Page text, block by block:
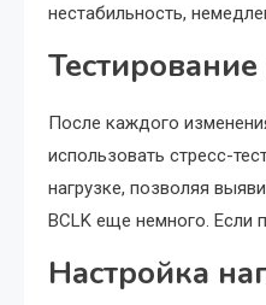
нестабильность,
После каждого
использовать стресс-
нагрузке, позволяя
BCLK еще немного. Если
Настройка